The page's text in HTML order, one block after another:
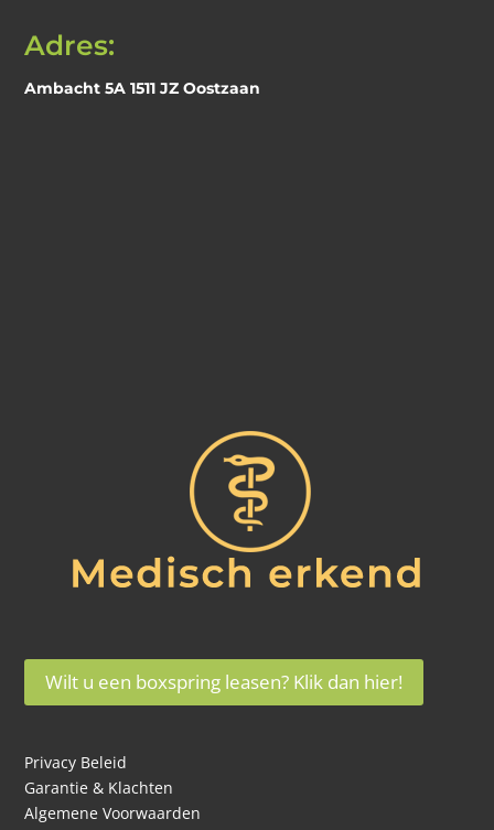
Adres:
Ambacht 5A 1511 JZ Oostzaan
Wilt u een boxspring leasen? Klik dan hier!
Privacy Beleid
Garantie & Klachten
Algemene Voorwaarden